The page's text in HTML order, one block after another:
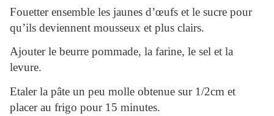
Fouetter ensemble les jaunes d’œufs et le sucre pour
qu’ils deviennent mousseux et plus clairs.
Ajouter le beurre pommade, la farine, le sel et la
levure.
Etaler la pâte un peu molle obtenue sur 1/2cm et
placer au frigo pour 15 minutes.